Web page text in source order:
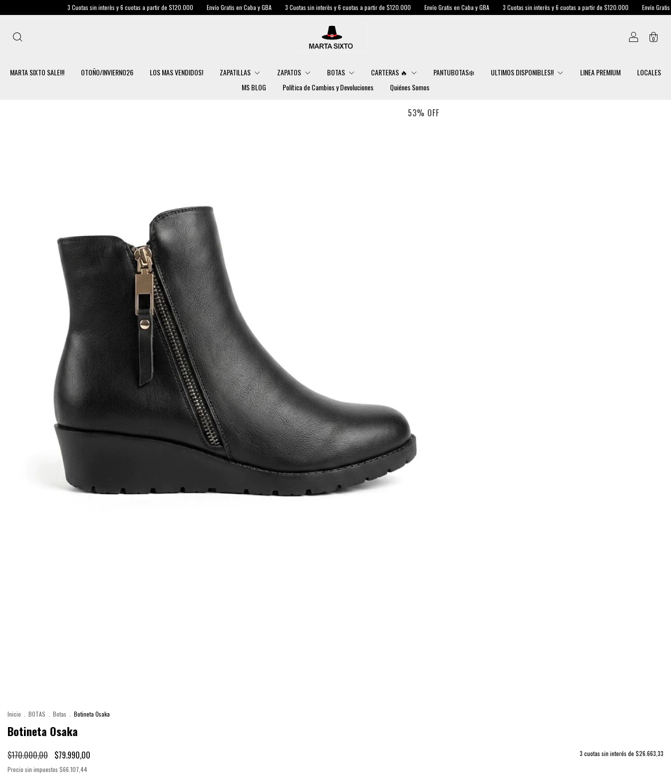
3 Cuotas sin interès y 6 cuotas a partir de $120.000 Envío Gratis en Caba y GBA 3 Cuotas sin interès y 6 cuotas a partir de $120.000 Envío Gratis en Caba y GBA 3 Cuotas sin interès y 6 cuotas a partir de $120.000 Envío Gratis en Caba y GBA
0
MARTA SIXTO SALE!!! OTOÑO/INVIERNO26 LOS MAS VENDIDOS! ZAPATILLAS ZAPATOS BOTAS CARTERAS 🔥 PANTUBOTAS❄️ ULTIMOS DISPONIBLES!! LINEA PREMIUM
LOCALES
MS BLOG
Política de Cambios y Devoluciones Quiénes Somos
53% OFF
Inicio BOTAS Botas Botineta Osaka
Botineta Osaka
$170.000,00 $79.990,00 3 cuotas sin interés de $26.663,33
Precio sin impuestos $66.107,44